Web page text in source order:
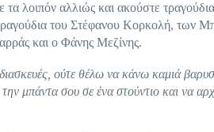
τα λοιπόν αλλιώς και ακούστε
του Στέφανου Κορκολή, των
και ο Φάνης Μεζίνης.
διασκευές, ούτε θέλω να κάνω καμιά
μπάντα σου σε ένα στούντιο και να